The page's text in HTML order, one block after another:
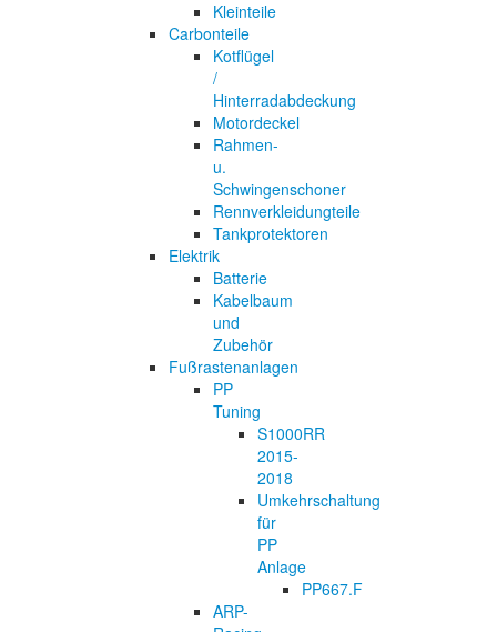
Kleinteile
Carbonteile
Kotflügel
/
Hinterradabdeckung
Motordeckel
Rahmen-
u.
Schwingenschoner
Rennverkleidungteile
Tankprotektoren
Elektrik
Batterie
Kabelbaum
und
Zubehör
Fußrastenanlagen
PP
Tuning
S1000RR
2015-
2018
Umkehrschaltung
für
PP
Anlage
PP667.F
ARP-